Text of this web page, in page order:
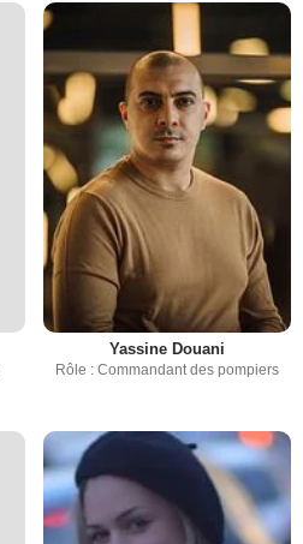
Yassine Douani
Rôle : Commandant des pompiers